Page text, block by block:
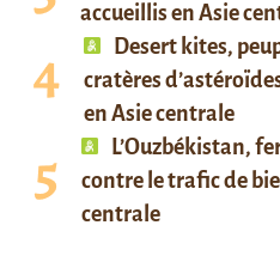
accueillis en Asie
Desert kites,
cratères
en Asie centrale
L’Ouzbékistan,
contre le trafic de
centrale